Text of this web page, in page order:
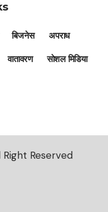
बिजनेस
अपराध
वातावरण
सोशल मिडिया
Reserved